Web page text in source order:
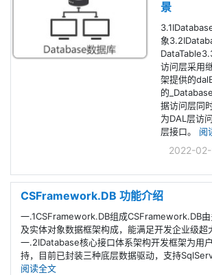
景
象
访问层采用
架提供的
的
据访问层同
为DAL层访
层接口。 阅
2022-
CSFramework.DB 功能介绍
一.1CSFramework.DB组成CSFramework.DB
及实体对象数据框架构成，能满足开发企业级超
一.2IDatabase核心接口体系架构开发框架为用
持，目前已封装三种底层数据驱动，支持
阅读全文